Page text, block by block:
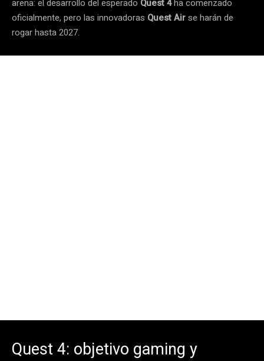
arena: el desarrollo del esperado Quest 4ha comenzado
oficialmente, pero las innovadoras Quest Airse harán de
rogar hasta 2027.
Quest 4: objetivo gaming y